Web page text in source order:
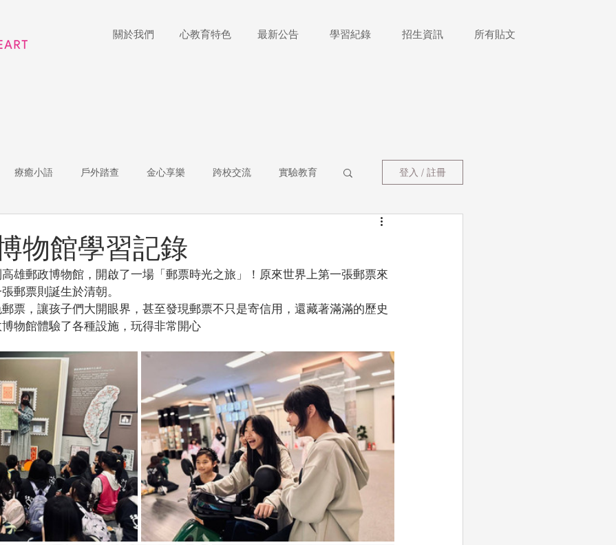
關於我們 心教育特色 最新公告 學習紀錄 招生資訊 所有貼文
療癒小語 戶外踏查 金心享樂 跨校交流 實驗教育
of the Week 教師增能
登入 / 註冊
物館學習記錄
雄郵政博物館，開啟了一場「郵票時光之旅」！原來世界上第一張郵票來
郵票則誕生於清朝。
票，讓孩子們大開眼界，甚至發現郵票不只是寄信用，還藏著滿滿的歷史
物館體驗了各種設施，玩得非常開心